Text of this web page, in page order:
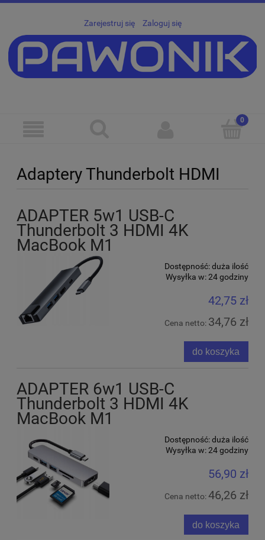
Zarejestruj się Zaloguj się
Adaptery Thunderbolt HDMI
ADAPTER 5w1 USB-C
Thunderbolt 3 HDMI 4K
MacBook M1
Dostępność:duża ilość
Wysyłka w:24 godziny
42,75 zł
Cena netto: 34,76 zł
do koszyka
ADAPTER 6w1 USB-C
Thunderbolt 3 HDMI 4K
MacBook M1
Dostępność:duża ilość
Wysyłka w:24 godziny
56,90 zł
Cena netto:46,26 zł
do koszyka